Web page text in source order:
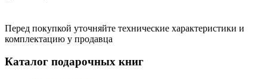
Перед покупкой уточняйте технические характеристики и
комплектацию у продавца
Каталог подарочных книг